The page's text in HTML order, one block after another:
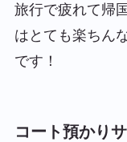
旅行で疲れて帰
はとても楽ちん
です！
コート預かり